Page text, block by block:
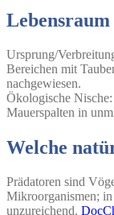
Lebensraum
Ursprung/
Bereichen mit
nachgewiesen.
Ökologische
Mauerspalten in
Welche
Prädatoren sind
Mikroorganismen;
unzureichend.